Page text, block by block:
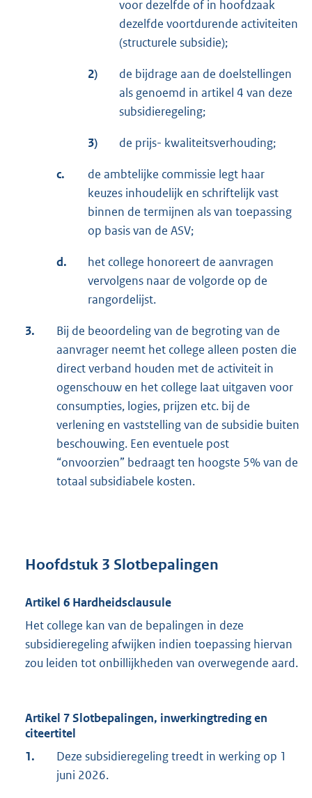
voor dezelfde of in hoofdzaak
dezelfde voortdurende activiteiten
(structurele subsidie);
2)
de bijdrage aan de doelstellingen
als genoemd in artikel 4 van deze
subsidieregeling;
3) de prijs- kwaliteitsverhouding;
c.
de ambtelijke commissie legt haar
keuzes inhoudelijk en schriftelijk vast
binnen de termijnen als van toepassing
op basis van de ASV;
d.
het college honoreert de aanvragen
vervolgens naar de volgorde op de
rangordelijst.
3.
Bij de beoordeling van de begroting van de
aanvrager neemt het college alleen posten die
direct verband houden met de activiteit in
ogenschouw en het college laat uitgaven voor
consumpties, logies, prijzen etc. bij de
verlening en vaststelling van de subsidie buiten
beschouwing. Een eventuele post
“onvoorzien” bedraagt ten hoogste 5% van de
totaal subsidiabele kosten.
Hoofdstuk 3 Slotbepalingen
Artikel 6 Hardheidsclausule
Het college kan van de bepalingen in deze
subsidieregeling afwijken indien toepassing hiervan
zou leiden tot onbillijkheden van overwegende aard.
Artikel 7 Slotbepalingen, inwerkingtreding en
citeertitel
1.
Deze subsidieregeling treedt in werking op 1
juni 2026.